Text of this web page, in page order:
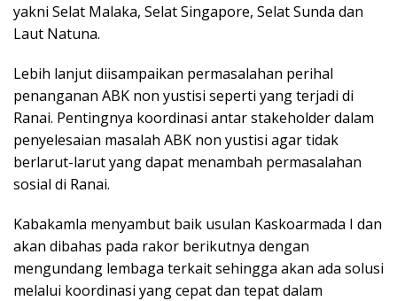
yakni Selat Malaka, Selat Singapore, Selat Sunda dan
Laut Natuna.
Lebih lanjut diisampaikan permasalahan perihal
penanganan ABK non yustisi seperti yang terjadi di
Ranai. Pentingnya koordinasi antar stakeholder dalam
penyelesaian masalah ABK non yustisi agar tidak
berlarut-larut yang dapat menambah permasalahan
sosial di Ranai.
Kabakamla menyambut baik usulan Kaskoarmada I dan
akan dibahas pada rakor berikutnya dengan
mengundang lembaga terkait sehingga akan ada solusi
melalui koordinasi yang cepat dan tepat dalam